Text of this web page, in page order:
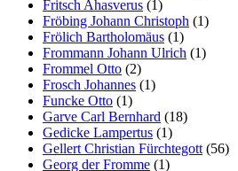
Fritsch Ahasverus (1)
Fröbing Johann Christoph (1)
Frölich Bartholomäus (1)
Frommann Johann Ulrich (1)
Frommel Otto (2)
Frosch Johannes (1)
Funcke Otto (1)
Garve Carl Bernhard (18)
Gedicke Lampertus (1)
Gellert Christian Fürchtegott (56)
Georg der Fromme (1)